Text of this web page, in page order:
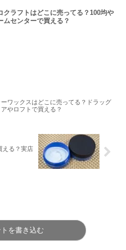
クラフトはどこに売ってる？100均や
ムセンターで買える？
ーワックスはどこに売ってる？ドラッグ
アやロフトで買える？
える？実店
を書き込む